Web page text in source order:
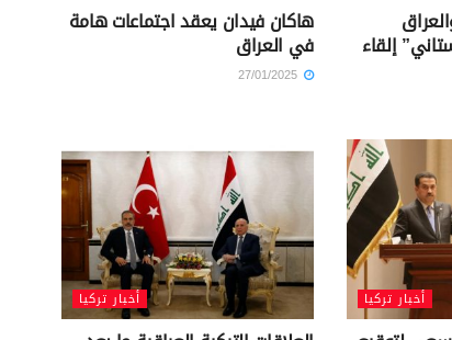
إلقاء
هاكان فيدان يعقد اجتماعات هامة
في العراق
أخبار تركيا أخبار تركيا